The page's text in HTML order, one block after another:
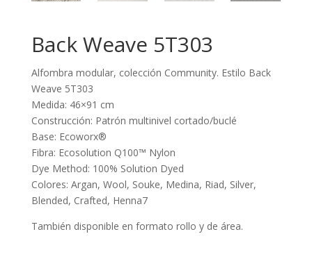
Back Weave 5T303
Alfombra modular, colección Community. Estilo Back
Weave 5T303
Medida: 46×91 cm
Construcción: Patrón multinivel cortado/buclé
Base: Ecoworx®
Fibra: Ecosolution Q100™ Nylon
Dye Method: 100% Solution Dyed
Colores: Argan, Wool, Souke, Medina, Riad, Silver,
Blended, Crafted, Henna7
También disponible en formato rollo y de área.